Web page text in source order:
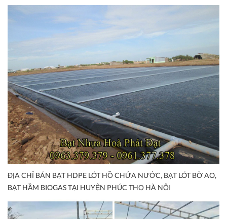
ĐỊA CHỈ BÁN BẠT HDPE LÓT HỒ CHỨA NƯỚC, BẠT LÓT BỜ AO,
BẠT HẦM BIOGAS TẠI HUYỆN PHÚC THỌ HÀ NỘI